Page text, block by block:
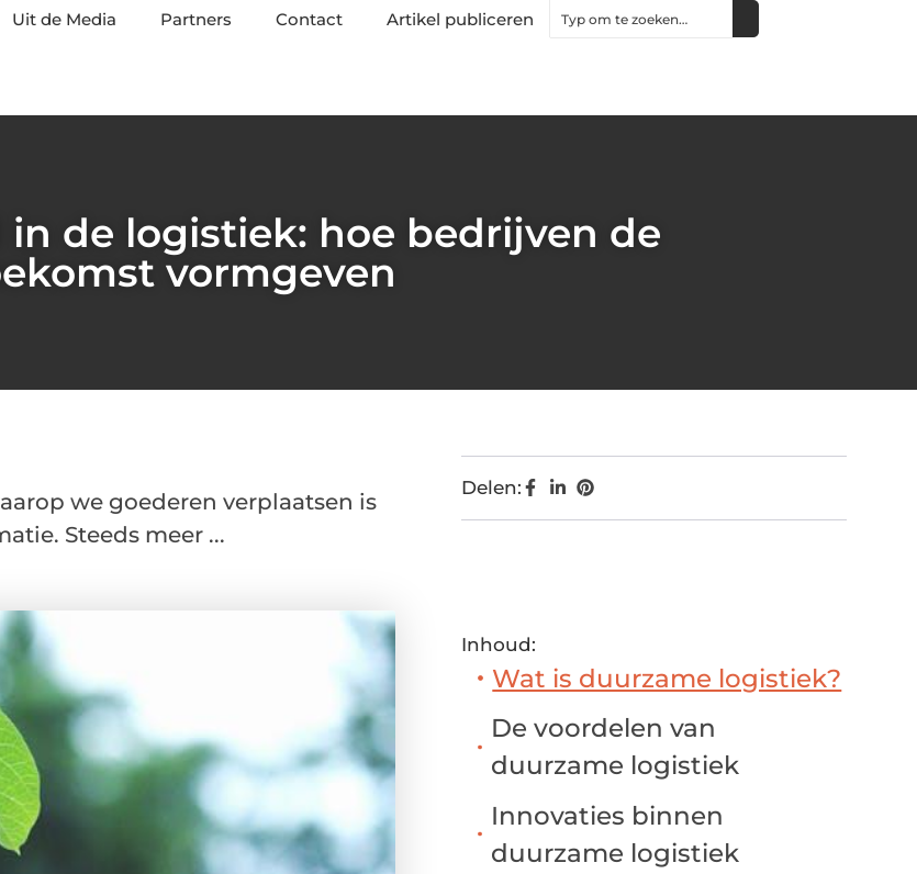
Uit de Media Partners Contact Artikel publiceren
de logistiek: hoe bedrijven de
vormgeven
we goederen verplaatsen is
Steeds meer ...
Delen:
Inhoud:
Wat is duurzame logistiek?
De voordelen van
duurzame logistiek
Innovaties binnen
duurzame logistiek